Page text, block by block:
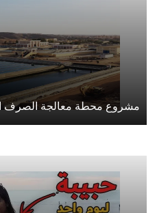
مشروع محطة معالجة الصرف